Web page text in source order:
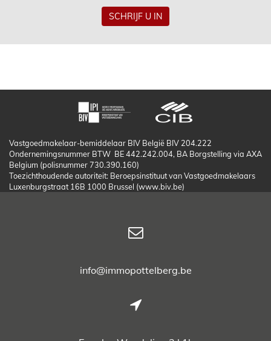
SCHRIJF U IN
Vastgoedmakelaar-bemiddelaar BIV België BIV 204.222
Ondernemingsnummer BTW BE 442.242.004, BA Borgstelling via AXA
Belgium (polisnummer 730.390.160)
Toezichthoudende autoriteit: Beroepsinstituut van Vastgoedmakelaars
Luxenburgstraat 16B 1000 Brussel (www.biv.be)
info@immopottelberg.be